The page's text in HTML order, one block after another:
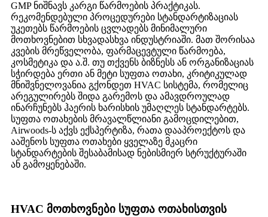
GMP ნიშნავს კარგი წარმოების პრაქტიკას.
რეკომენდებული პროცედურები სტანდარტიზაციას
უკეთებს წარმოების ცვლადებს მინიმალური
მოთხოვნებით სხვადასხვა ინდუსტრიაში. მათ შორისაა
კვების მრეწველობა, ფარმაცევტული წარმოება,
კოსმეტიკა და ა.შ. თუ თქვენს ბიზნესს ან ორგანიზაციას
სჭირდება ერთი ან მეტი სუფთა ოთახი, კრიტიკულად
მნიშვნელოვანია გქონდეთ HVAC სისტემა, რომელიც
არეგულირებს შიდა გარემოს და ამავდროულად
ინარჩუნებს ჰაერის ხარისხის უმაღლეს სტანდარტებს.
სუფთა ოთახების მრავალწლიანი გამოცდილებით,
Airwoods-ს აქვს ექსპერტიზა, რათა დააპროექტოს და
ააშენოს სუფთა ოთახები ყველაზე მკაცრი
სტანდარტების შესაბამისად ნებისმიერ სტრუქტურაში
ან გამოყენებაში.
HVAC მოთხოვნები სუფთა ოთახისთვის